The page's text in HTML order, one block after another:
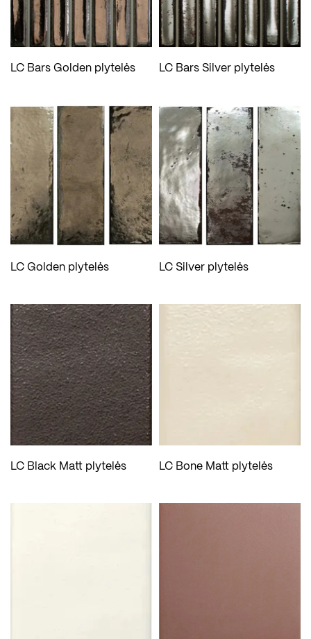
LC Bars Golden plytelės LC Bars Silver plytelės
LC Golden plytelės LC Silver plytelės
LC Black Matt plytelės LC Bone Matt plytelės